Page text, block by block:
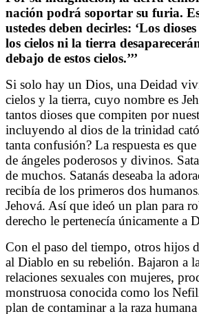
nación podrá soportar su furia.
ustedes deben decirles: ‘Los
los cielos ni la tierra
debajo de estos cielos.’’’
Si solo hay un Dios, una Deidad
cielos y la tierra, cuyo nombre es
tantos dioses que compiten por
incluyendo al dios de la trinidad
tanta confusión? La respuesta es
de ángeles poderosos y divinos.
de muchos. Satanás deseaba la
recibía de los primeros dos
Jehová. Así que ideó un plan para
derecho le pertenecía únicamente a
Con el paso del tiempo, otros hijos
al Diablo en su rebelión. Bajaron a
relaciones sexuales con mujeres,
monstruosa conocida como los
plan de contaminar a la raza humana